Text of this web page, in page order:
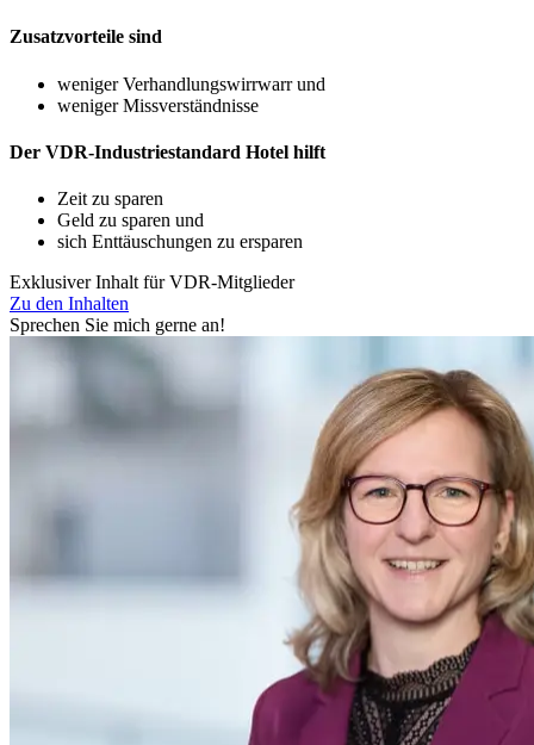
Zusatzvorteile sind
weniger Verhandlungswirrwarr und
weniger Missverständnisse
Der VDR-Industriestandard Hotel hilft
Zeit zu sparen
Geld zu sparen und
sich Enttäuschungen zu ersparen
Exklusiver Inhalt für VDR-Mitglieder
Zu den Inhalten
Sprechen Sie mich gerne an!